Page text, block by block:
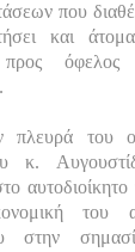
που
και
όφελος
πλευρά του
κ.
του
στην